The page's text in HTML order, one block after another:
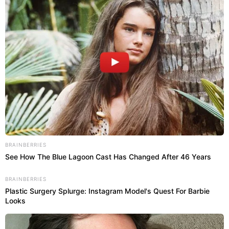
dores, alterações urinárias e fadiga persistente”,
explica.
BRAINBERRIES
See How The Blue Lagoon Cast Has Changed After 46 Years
BRAINBERRIES
Plastic Surgery Splurge: Instagram Model's Quest For Barbie
Looks